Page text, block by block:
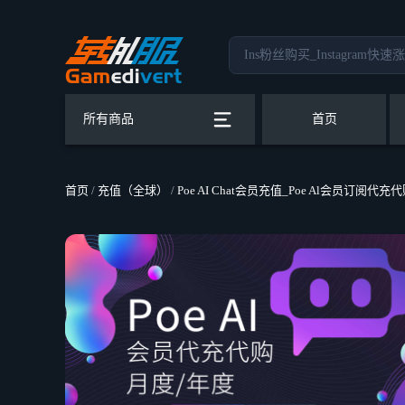
所有商品 首页
首页 / 充值（全球） / Poe AI Chat会员充值_Poe Al会员订阅代充